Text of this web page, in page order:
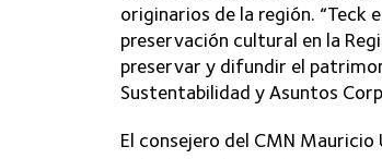
originarios de la región. “Teck
preservación cultural en la
preservar y difundir el
Sustentabilidad y Asuntos
El consejero del CMN